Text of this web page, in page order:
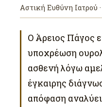
Αστική Ευθύνη Ιατρού
Ο Άρειος Πάγος
υποχρέωση
ασθενή λόγω
έγκαιρης
απόφαση